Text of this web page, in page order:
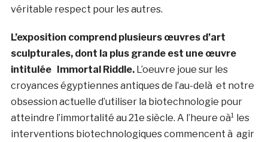
véritable respect pour les autres.
L’exposition comprend plusieurs œuvres d’art
sculpturales, dont la plus grande est une œuvre
intitulée
Immortal Riddle. L’oeuvre joue sur les
croyances égyptiennes antiques de l’au-delà et notre
obsession actuelle d’utiliser la biotechnologie pour
atteindre l’immortalité au 21e siècle. A l’heure oà¹ les
interventions biotechnologiques commencent à agir